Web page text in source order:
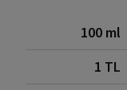
100 ml
1 TL